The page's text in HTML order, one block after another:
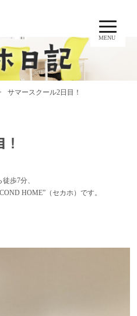
MENU
サマースクール2日目！
歩7分、
HOME”（セカホ）です。